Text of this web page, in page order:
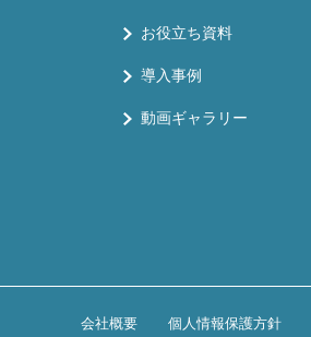
お役立ち資料
導入事例
動画ギャラリー
会社概要 個人情報保護方針